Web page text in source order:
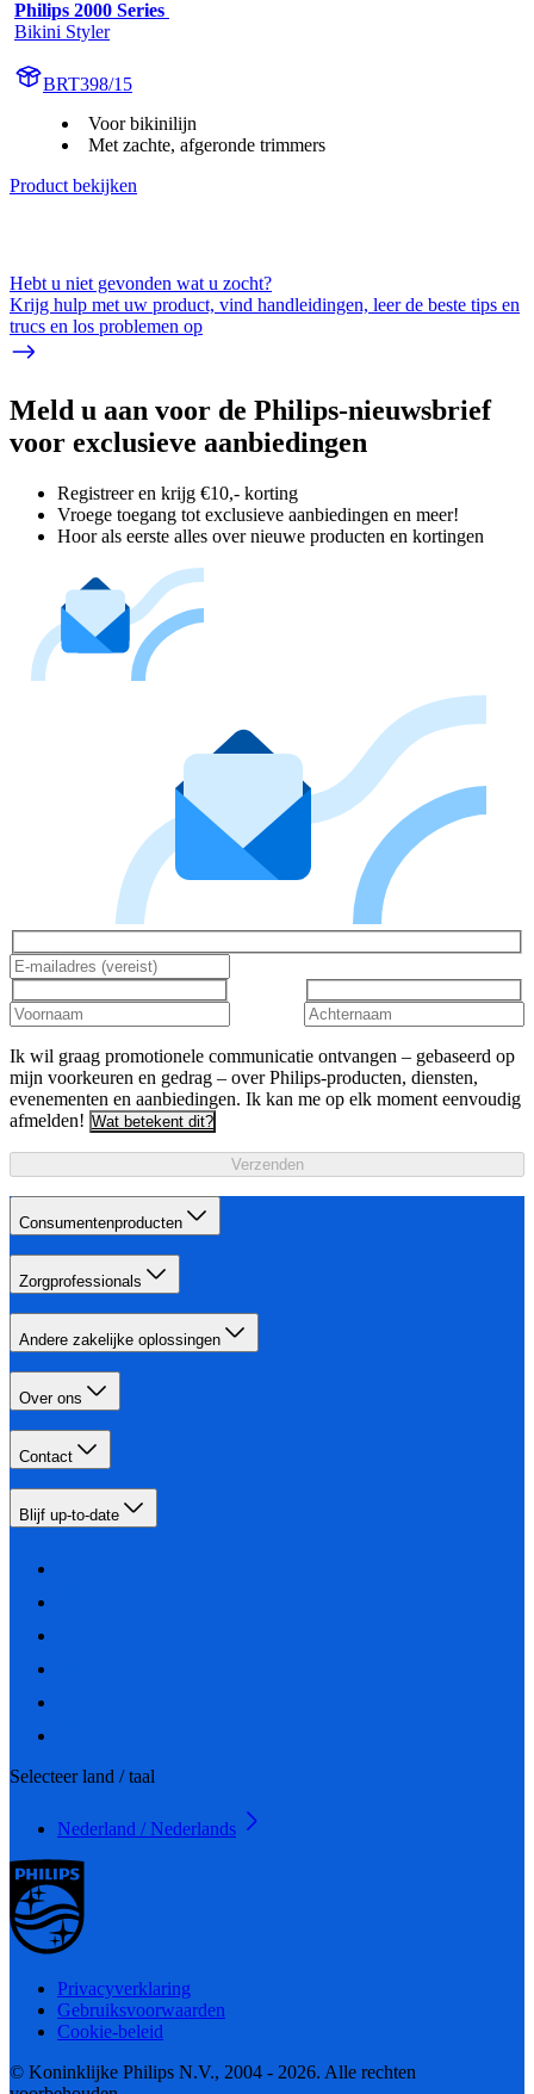
Philips 2000 Series
Bikini Styler
BRT398/15
Voor bikinilijn
Met zachte, afgeronde trimmers
Product bekijken
Hebt u niet gevonden wat u zocht?
Krijg hulp met uw product, vind handleidingen, leer de beste tips en
trucs en los problemen op
Meld u aan voor de Philips-nieuwsbrief
voor exclusieve aanbiedingen
Registreer en krijg €10,- korting
Vroege toegang tot exclusieve aanbiedingen en meer!
Hoor als eerste alles over nieuwe producten en kortingen
Ik wil graag promotionele communicatie ontvangen – gebaseerd op
mijn voorkeuren en gedrag – over Philips-producten, diensten,
evenementen en aanbiedingen. Ik kan me op elk moment eenvoudig
afmelden! Wat betekent dit?
Verzenden
Consumentenproducten
Zorgprofessionals
Andere zakelijke oplossingen
Over ons
Contact
Blijf up-to-date
Selecteer land / taal
Nederland / Nederlands
Privacyverklaring
Gebruiksvoorwaarden
Cookie-beleid
© Koninklijke Philips N.V., 2004 - 2026. Alle rechten